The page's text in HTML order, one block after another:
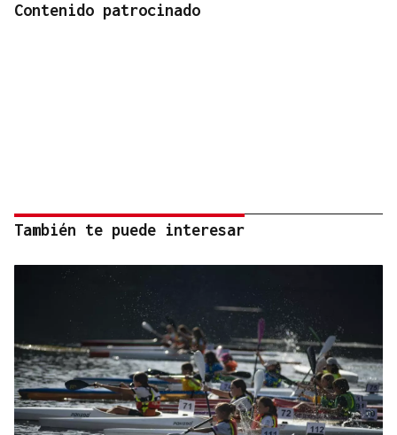
Contenido patrocinado
También te puede interesar